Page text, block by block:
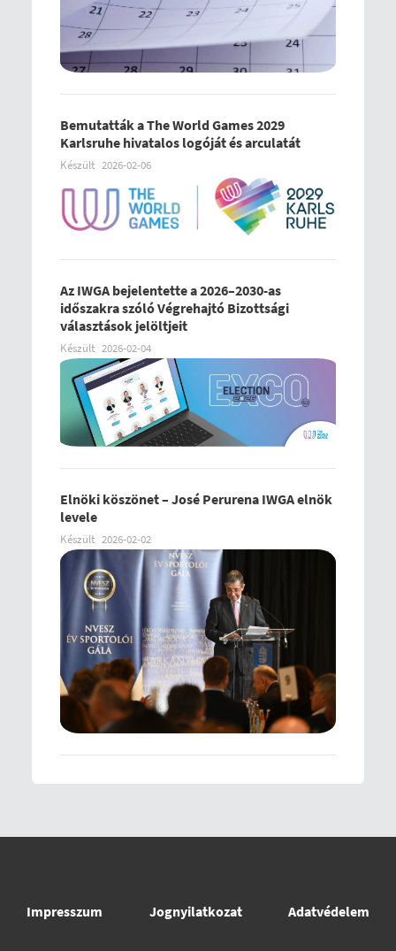
Bemutatták a The World Games 2029
Karlsruhe hivatalos logóját és arculatát
Készült 2026-02-06
Az IWGA bejelentette a 2026–2030-as
időszakra szóló Végrehajtó Bizottsági
választások jelöltjeit
Készült 2026-02-04
Elnöki köszönet – José Perurena IWGA elnök
levele
Készült 2026-02-02
Impresszum Jognyilatkozat Adatvédelem